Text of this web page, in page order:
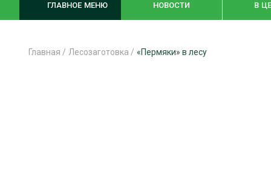
ГЛАВНОЕ МЕНЮ НОВОСТИ В
Главная / Лесозаготовка / «Пермяки» в лесу